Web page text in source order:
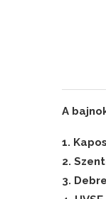
A
1.
2.
3.